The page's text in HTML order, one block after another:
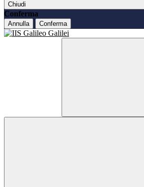
Chiudi
Conferma
Annulla Conferma